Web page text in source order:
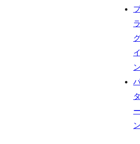
ラ
イ
ン
タ
ー
ン